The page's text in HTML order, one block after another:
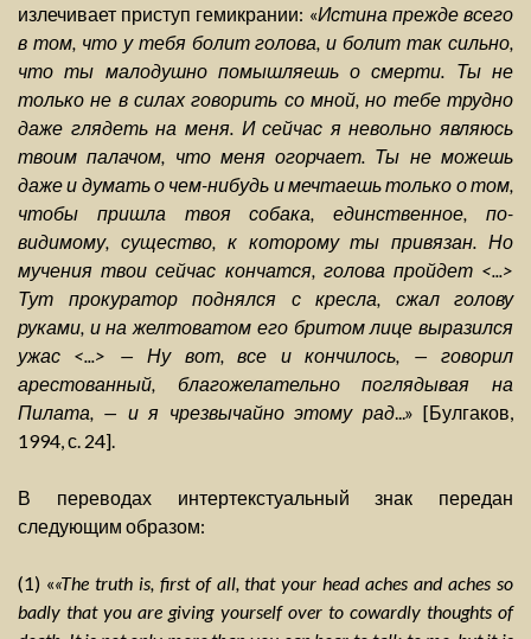
излечивает приступ гемикрании: «Истина прежде всего
в том, что у тебя болит голова, и болит так сильно,
что ты малодушно помышляешь о смерти. Ты не
только не в силах говорить со мной, но тебе трудно
даже глядеть на меня. И сейчас я невольно являюсь
твоим палачом, что меня огорчает. Ты не можешь
даже и думать о чем-нибудь и мечтаешь только о том,
чтобы пришла твоя собака, единственное, по-
видимому, существо, к которому ты привязан. Но
мучения твои сейчас кончатся, голова пройдет <...>
Тут прокуратор поднялся с кресла, сжал голову
руками, и на желтоватом его бритом лице выразился
ужас <...> — Ну вот, все и кончилось, — говорил
арестованный, благожелательно поглядывая на
Пилата, — и я чрезвычайно этому рад...» [Булгаков,
1994, с. 24].
В переводах интертекстуальный знак передан
следующим образом:
(1) ««The truth is, first of all, that your head aches and aches so
badly that you are giving yourself over to cowardly thoughts of